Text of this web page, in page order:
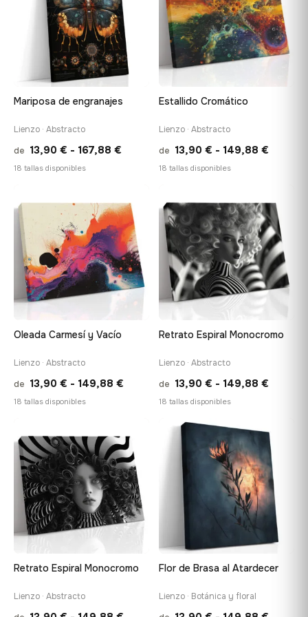
hasta
167,88 €
hasta
167,88
Mariposa de engranajes
Lienzo · Abstracto
de 13,90 € - 167,88 €
desde
13,90 €
hasta
167,88 €
18 tallas disponibles
Estallido Cromático
Lienzo · Abstracto
de 13,90 € - 149,88 €
desde
13,90 €
hasta
149,88
18 tallas disponibles
♡
Oleada Carmesí y Vacío
Lienzo · Abstracto
de 13,90 € - 149,88 €
desde
13,90 €
hasta
149,88 €
18 tallas disponibles
♡
Retrato Espiral Monocromo
Lienzo · Abstracto
de 13,90 € - 149,88 €
desde
13,90 €
hasta
149,88
18 tallas disponibles
♡
Retrato Espiral Monocromo
Lienzo · Abstracto
♡
Flor de Brasa al Atardecer
Lienzo · Botánica y floral